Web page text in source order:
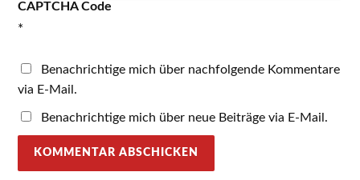
CAPTCHA Code
*
Benachrichtige mich über nachfolgende Kommentare
via E-Mail.
Benachrichtige mich über neue Beiträge via E-Mail.